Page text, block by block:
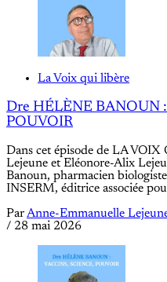
La Voix qui libère
Dre HÉLÈNE BANOUN
POUVOIR
Dans cet épisode de LA
Lejeune et Eléonore-Alix
Banoun, pharmacien
INSERM, éditrice associée
ParAnne-Emmanuelle
/ 28 mai 2026